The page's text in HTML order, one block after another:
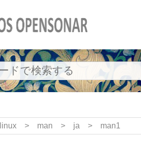
linux > man > ja > man1